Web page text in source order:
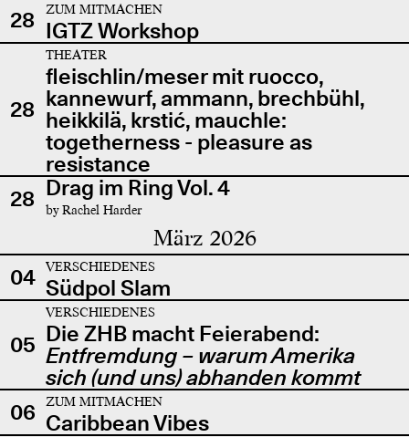
28
ZUM MITMACHEN
IGTZ Workshop
28
THEATER
fleischlin/meser mit ruocco,
kannewurf, ammann, brechbühl,
heikkilä, krstić, mauchle:
togetherness - pleasure as
resistance
28 Drag im Ring Vol. 4
by Rachel Harder
März 2026
04 VERSCHIEDENES
Südpol Slam
05
VERSCHIEDENES
Die ZHB macht Feierabend:
Entfremdung – warum Amerika
sich (und uns) abhanden kommt
06
ZUM MITMACHEN
Caribbean Vibes